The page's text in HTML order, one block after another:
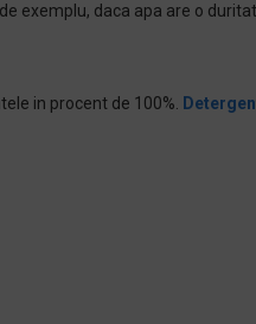
exemplu, daca apa are o
in procent de 100%.